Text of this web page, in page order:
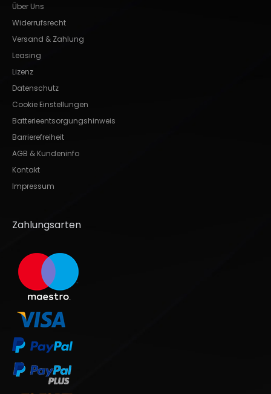
Über Uns
Widerrufsrecht
Versand & Zahlung
Leasing
Lizenz
Datenschutz
Cookie Einstellungen
Batterieentsorgungshinweis
Barrierefreiheit
AGB & Kundeninfo
Kontakt
Impressum
Zahlungsarten